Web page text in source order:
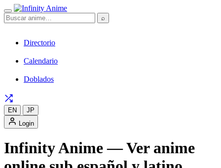
⌕
Directorio
Calendario
Doblados
EN
JP
Login
Infinity Anime — Ver anime